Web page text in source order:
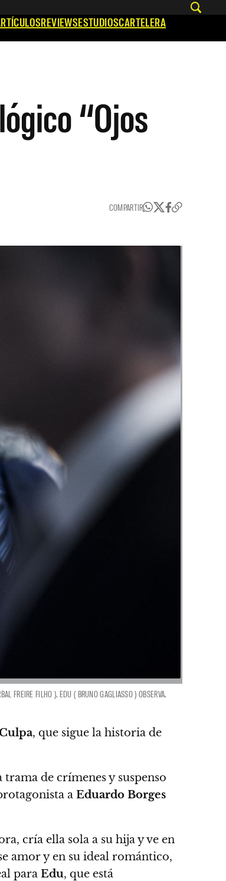
REVIEWSESTUDIOSCARTELERA
“Ojos
COMPARTIR
FREIRE FILHO ). EDU ( BRUNO GAGLIASSO ) OBSERVA.
, que sigue la historia de
trama de crímenes y suspenso
a Eduardo Borges
cría ella sola a su hija y ve en
amor y en su ideal romántico,
para Edu, que está